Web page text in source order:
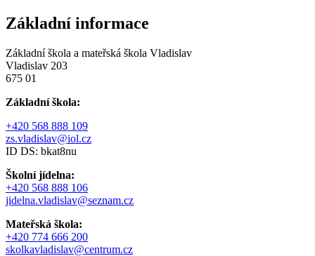
Základní informace
Základní škola a mateřská škola Vladislav
Vladislav 203
675 01
Základní škola:
+420 568 888 109
zs.vladislav@iol.cz
ID DS: bkat8nu
Školní jídelna:
+420 568 888 106
jidelna.vladislav@seznam.cz
Mateřská škola:
+420 774 666 200
skolkavladislav@centrum.cz